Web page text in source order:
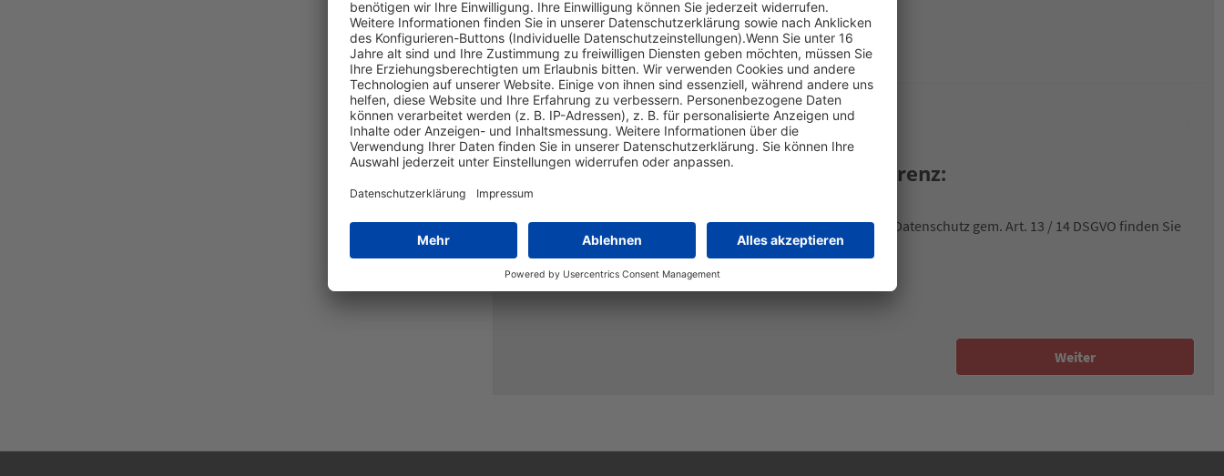
Die Lieferadresse weicht von der Rechnungsadresse ab.
* hierbei handelt es sich um ein Pflichtfeld
Datentransparenz:
Ihre Betroffenenrechte sowie sonstige Informationen zum Datenschutz gem. Art. 13 / 14 DSGVO finden Sie
unter folgendem Link:
https://heintges-shop.de/datenschutz
Diesen stimme ich zu.
Weiter